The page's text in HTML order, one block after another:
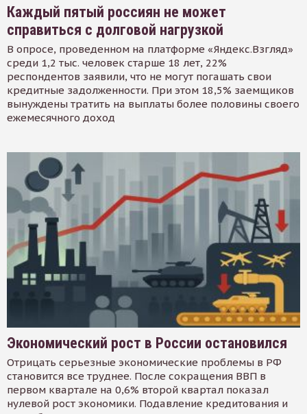
Каждый пятый россиян не может
справиться с долговой нагрузкой
В опросе, проведенном на платформе «Яндекс.Взгляд»
среди 1,2 тыс. человек старше 18 лет, 22%
респондентов заявили, что не могут погашать свои
кредитные задолженности. При этом 18,5% заемщиков
вынуждены тратить на выплаты более половины своего
ежемесячного доход
Экономический рост в России остановился
Отрицать серьезные экономические проблемы в РФ
становится все труднее. После сокращения ВВП в
первом квартале на 0,6% второй квартал показал
нулевой рост экономики. Подавление кредитования и